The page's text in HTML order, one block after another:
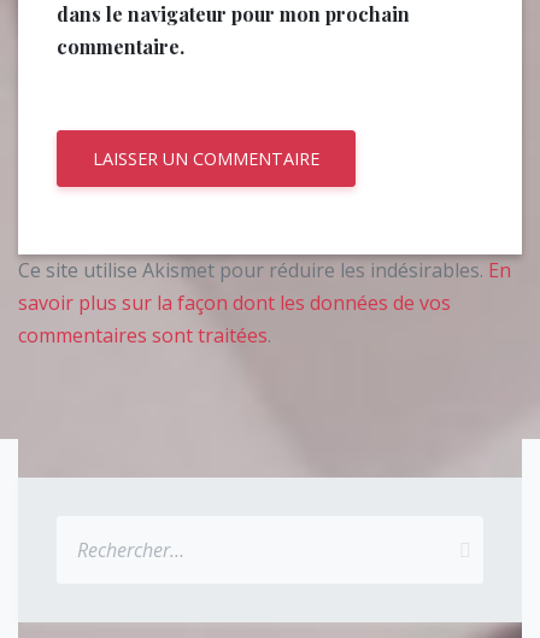
dans le navigateur pour mon prochain
commentaire.
Ce site utilise Akismet pour réduire les indésirables. En
savoir plus sur la façon dont les données de vos
commentaires sont traitées.